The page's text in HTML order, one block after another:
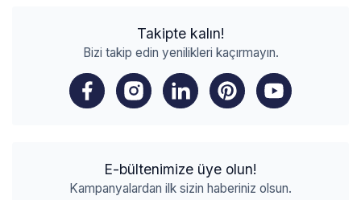
Takipte kalın!
Bizi takip edin yenilikleri kaçırmayın.
E-bültenimize üye olun!
Kampanyalardan ilk sizin haberiniz olsun.